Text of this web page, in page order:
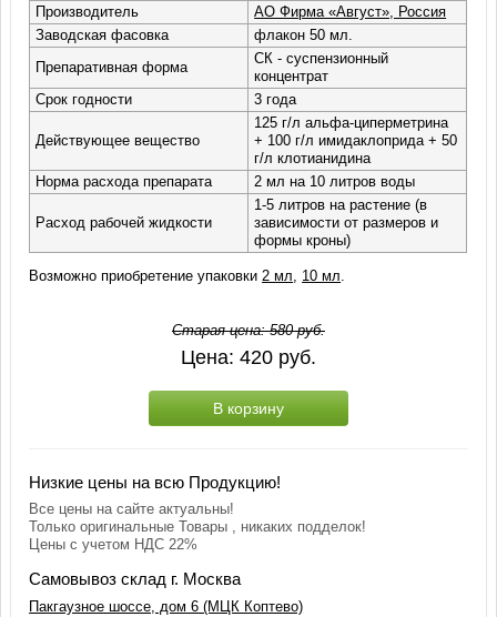
Производитель
АО Фирма «Август», Россия
Заводская фасовка
флакон 50 мл.
Препаративная форма
СК - суспензионный
концентрат
Срок годности
3 года
Действующее вещество
125 г/л альфа-циперметрина
+ 100 г/л имидаклоприда + 50
г/л клотианидина
Норма расхода препарата
2 мл на 10 литров воды
Расход рабочей жидкости
1-5 литров на растение (в
зависимости от размеров и
формы кроны)
Возможно приобретение упаковки 2 мл 10 мл
Старая цена:580руб.
Цена: 420 руб.
В корзину
Низкие цены на всю Продукцию!
Все цены на сайте актуальны!
Только оригинальные Товары , никаких подделок!
Цены с учетом НДС 22%
Самовывоз склад г. Москва
Пакгаузное шоссе, дом 6 (МЦК Коптево)